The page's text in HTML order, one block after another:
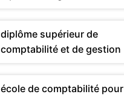
diplôme supérieur de
comptabilité et de gestion
école de comptabilité pour